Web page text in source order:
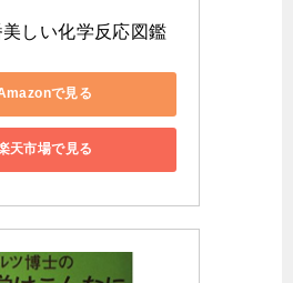
しい化学反応図鑑
で見る
天市場で見る